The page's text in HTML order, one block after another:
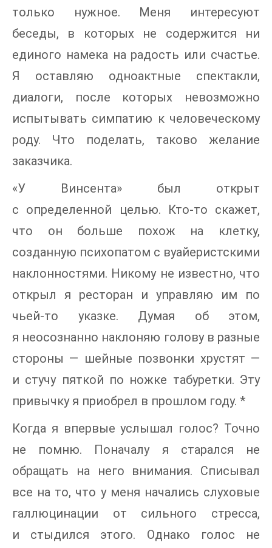
только нужное. Меня интересуют
беседы, в которых не содержится ни
единого намека на радость или счастье.
Я оставляю одноактные спектакли,
диалоги, после которых невозможно
испытывать симпатию к человеческому
роду. Что поделать, таково желание
заказчика.
«У Винсента» был открыт
с определенной целью. Кто-то скажет,
что он больше похож на клетку,
созданную психопатом с вуайеристскими
наклонностями. Никому не известно, что
открыл я ресторан и управляю им по
чьей-то указке. Думая об этом,
я неосознанно наклоняю голову в разные
стороны — шейные позвонки хрустят —
и стучу пяткой по ножке табуретки. Эту
привычку я приобрел в прошлом году. *
Когда я впервые услышал голос? Точно
не помню. Поначалу я старался не
обращать на него внимания. Списывал
все на то, что у меня начались слуховые
галлюцинации от сильного стресса,
и стыдился этого. Однако голос не